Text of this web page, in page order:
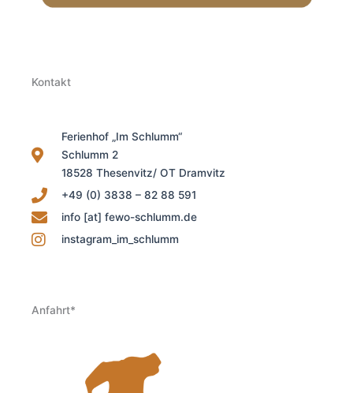
Kontakt
Ferienhof „Im Schlumm“
Schlumm 2
18528 Thesenvitz/ OT Dramvitz
+49 (0) 3838 – 82 88 591
info [at] fewo-schlumm.de
instagram_im_schlumm
Anfahrt*